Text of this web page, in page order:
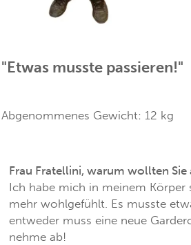
"Etwas musste passieren!"
Abgenommenes Gewicht: 12 kg
Frau Fratellini, warum wollten Sie
Ich habe mich in meinem Körper
mehr wohl­gefühlt. Es musste
entweder muss eine neue
nehme ab!